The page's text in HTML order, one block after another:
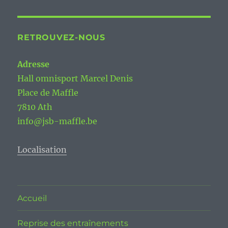
RETROUVEZ-NOUS
Adresse
Hall omnisport Marcel Denis
Place de Maffle
7810 Ath
info@jsb-maffle.be
Localisation
Accueil
Reprise des entraînements